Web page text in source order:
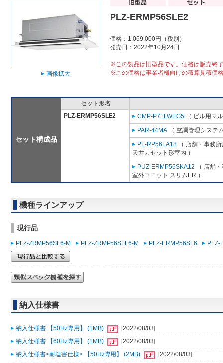
画像拡大
PLZ-ERMP56SLE2
価格：1,069,000円（税別）
発売日：2022年10月24日
※この製品は旧型品です。価格は販売終
※この価格は事業者様向けの積算見積価
セット構成品
セット形名
PLZ-ERMP56SLE2
CMP-P71LWEG5 （ ビル用マ
PAR-44MA （ 空調管理システ
PL-RP56LA18 （ 店舗・事務
天井カセット形室内 ）
PUZ-ERMP56SKA12 （ 店舗
室外ユニット スリムER ）
機種ラインアップ
現行品
PLZ-ZRMP56SL6-M PLZ-ZRMP56SLF6-M PLZ-ERMP56SL6 PLZ-
納入仕様書
納入仕様書 【50Hz専用】 (1MB)
[2022/08/03]
納入仕様書 【60Hz専用】 (1MB)
[2022/08/03]
納入仕様書<耐塩害仕様> 【50Hz専用】 (2MB)
[2022/08/03]